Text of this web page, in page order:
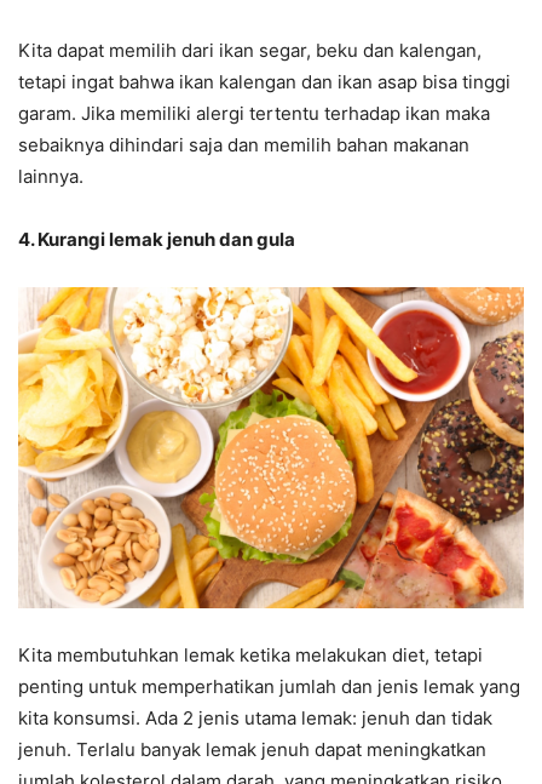
Kita dapat memilih dari ikan segar, beku dan kalengan,
tetapi ingat bahwa ikan kalengan dan ikan asap bisa tinggi
garam. Jika memiliki alergi tertentu terhadap ikan maka
sebaiknya dihindari saja dan memilih bahan makanan
lainnya.
4. Kurangi lemak jenuh dan gula
Kita membutuhkan lemak ketika melakukan diet, tetapi
penting untuk memperhatikan jumlah dan jenis lemak yang
kita konsumsi. Ada 2 jenis utama lemak: jenuh dan tidak
jenuh. Terlalu banyak lemak jenuh dapat meningkatkan